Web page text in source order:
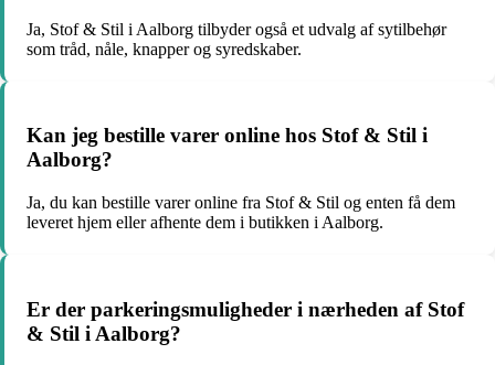
Ja, Stof & Stil i Aalborg tilbyder også et udvalg af sytilbehør
som tråd, nåle, knapper og syredskaber.
Kan jeg bestille varer online hos Stof & Stil i
Aalborg?
Ja, du kan bestille varer online fra Stof & Stil og enten få dem
leveret hjem eller afhente dem i butikken i Aalborg.
Er der parkeringsmuligheder i nærheden af Stof
& Stil i Aalborg?